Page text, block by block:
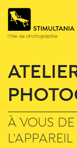
À VOUS DE
L'APPAREIL